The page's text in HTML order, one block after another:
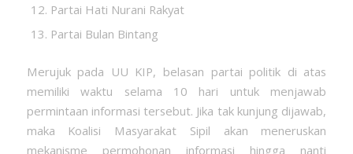
Partai Hati Nurani Rakyat
Partai Bulan Bintang
Merujuk pada UU KIP, belasan partai politik di atas
memiliki waktu selama 10 hari untuk menjawab
permintaan informasi tersebut. Jika tak kunjung dijawab,
maka Koalisi Masyarakat Sipil akan meneruskan
mekanisme permohonan informasi hingga nanti